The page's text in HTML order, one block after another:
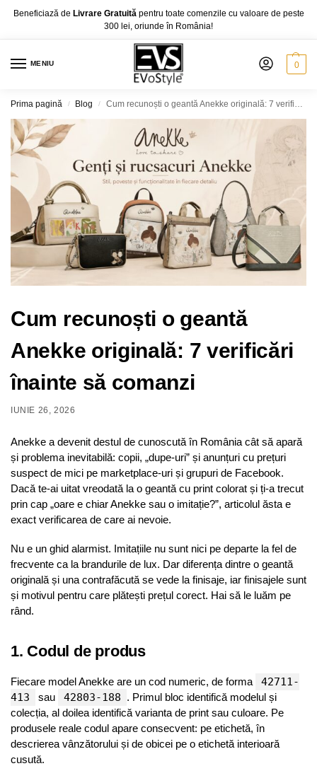
Beneficiază de Livrare Gratuită pentru toate comenzile cu valoare de peste
300 lei, oriunde în România!
MENIU 0
Prima pagină / Blog / Cum recunoști o geantă Anekke originală: 7 verificări înainte să comanzi
Cum recunoști o geantă
Anekke originală: 7 verificări
înainte să comanzi
IUNIE 26, 2026
Anekke a devenit destul de cunoscută în România cât să apară
și problema inevitabilă: copii, „dupe-uri” și anunțuri cu prețuri
suspect de mici pe marketplace-uri și grupuri de Facebook.
Dacă te-ai uitat vreodată la o geantă cu print colorat și ți-a trecut
prin cap „oare e chiar Anekke sau o imitație?”, articolul ăsta e
exact verificarea de care ai nevoie.
Nu e un ghid alarmist. Imitațiile nu sunt nici pe departe la fel de
frecvente ca la brandurile de lux. Dar diferența dintre o geantă
originală și una contrafăcută se vede la finisaje, iar finisajele sunt
și motivul pentru care plătești prețul corect. Hai să le luăm pe
rând.
1. Codul de produs
Fiecare model Anekke are un cod numeric, de forma
42711-
413
sau 42803-188 . Primul bloc identifică modelul și
colecția, al doilea identifică varianta de print sau culoare. Pe
produsele reale codul apare consecvent: pe etichetă, în
descrierea vânzătorului și de obicei pe o etichetă interioară
cusută.